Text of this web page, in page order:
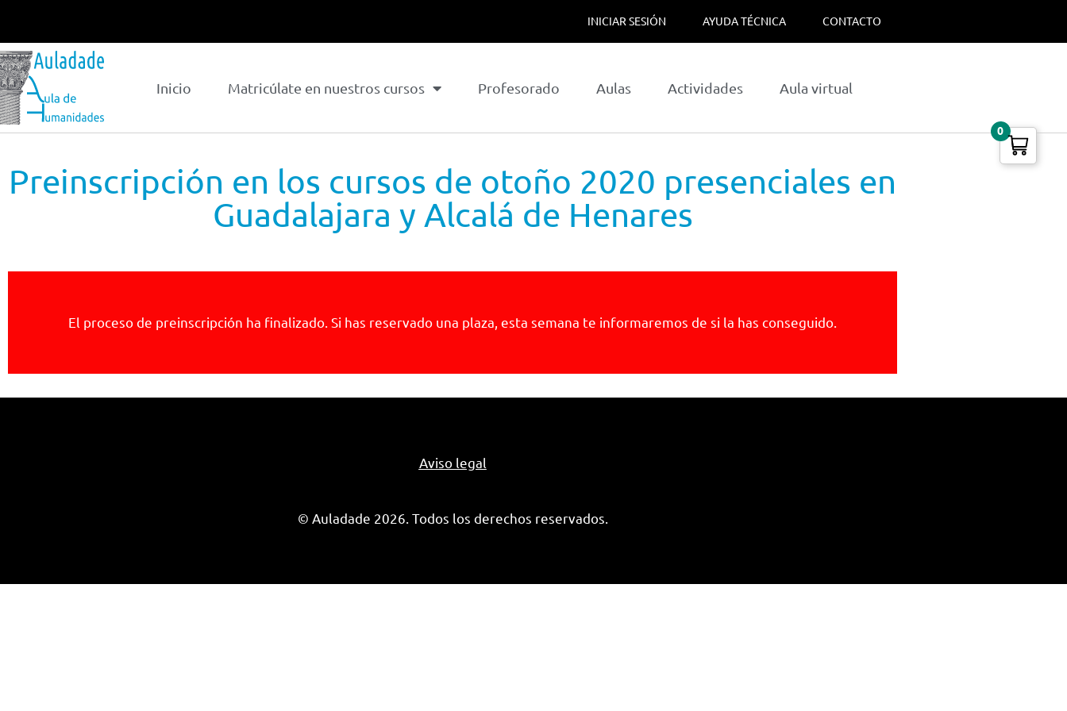
INICIAR SESIÓN AYUDA TÉCNICA CONTACTO
Inicio Matricúlate en nuestros cursos Profesorado Aulas Actividades Aula virtual
Preinscripción en los cursos de otoño 2020 presenciales en
Guadalajara y Alcalá de Henares
El proceso de preinscripción ha finalizado. Si has reservado una plaza, esta semana te informaremos de si la has conseguido.
Aviso legal
© Auladade 2026. Todos los derechos reservados.
0